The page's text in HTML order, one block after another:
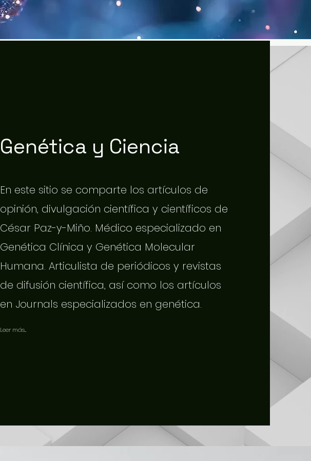
Genética y Ciencia
En este sitio se comparte los artículos de
opinión, divulgación científica y científicos de
César Paz-y-Miño. Médico especializado en
Genética Clínica y Genética Molecular
Humana. Articulista de periódicos y revistas
de difusión científica, así como los artículos
en Journals especializados en genética.
Leer más...